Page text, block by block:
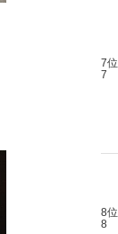
7位
7
8位
8